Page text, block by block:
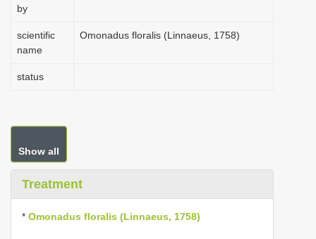
by
scientific
name
Omonadus floralis (Linnaeus, 1758)
status
Show all
Treatment
* Omonadus floralis (Linnaeus, 1758)